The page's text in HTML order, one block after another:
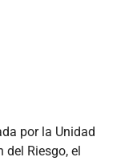
por la Unidad
Riesgo, el